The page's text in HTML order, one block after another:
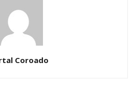
Coroado